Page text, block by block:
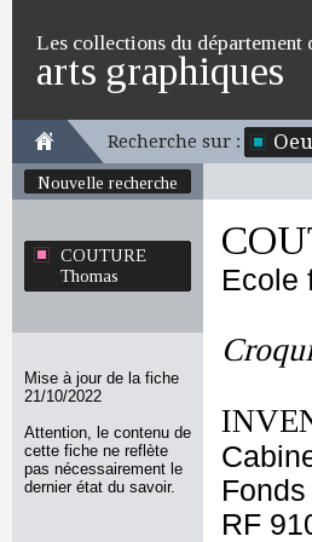
Les collections du département
arts graphiques
Recherche sur :
Nouvelle recherche
COUTURE
Thomas
Mise à jour de la fiche
21/10/2022
Attention, le contenu de
cette fiche ne reflète
pas nécessairement le
dernier état du savoir.
Ecole
RF